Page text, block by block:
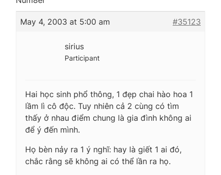
May 4, 2003 at 5:00 am #35123
sirius
Participant
Hai học sinh phổ thông, 1 đẹp chai hào hoa 1
lầm lì cô độc. Tuy nhiên cả 2 cùng có tìm
thấy ở nhau điểm chung là gia đình không ai
để ý đến mình.
Họ bèn nảy ra 1 ý nghĩ: hay là giết 1 ai đó,
chắc rằng sẽ không ai có thể lần ra họ.